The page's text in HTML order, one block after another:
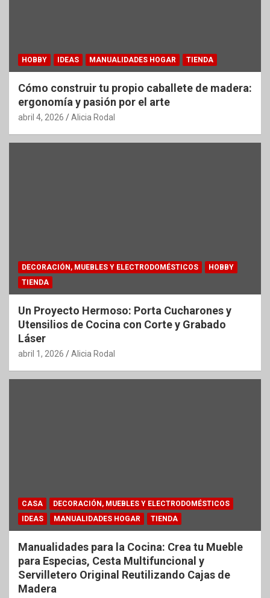
HOBBY IDEAS MANUALIDADES HOGAR TIENDA
Cómo construir tu propio caballete de madera:
ergonomía y pasión por el arte
abril 4, 2026 Alicia Rodal
DECORACIÓN, MUEBLES Y ELECTRODOMÉSTICOS
HOBBY
TIENDA
Un Proyecto Hermoso: Porta Cucharones y
Utensilios de Cocina con Corte y Grabado
Láser
abril 1, 2026 Alicia Rodal
CASA
DECORACIÓN, MUEBLES Y ELECTRODOMÉSTICOS
IDEAS
MANUALIDADES HOGAR TIENDA
Manualidades para la Cocina: Crea tu Mueble
para Especias, Cesta Multifuncional y
Servilletero Original Reutilizando Cajas de
Madera